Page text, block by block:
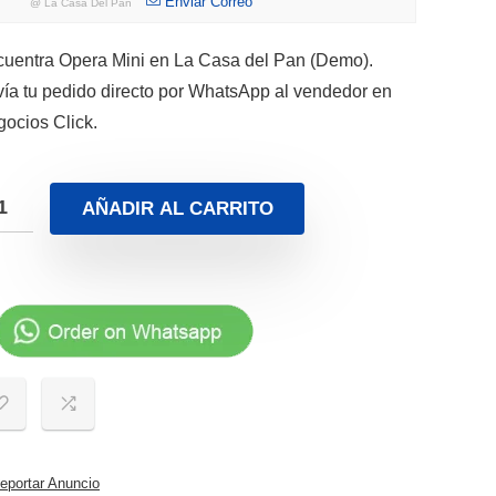
@ La Casa Del Pan
Opera Mini en La Casa del Pan (Demo).
tu pedido directo por WhatsApp al vendedor en
Click.
AÑADIR AL CARRITO
Anuncio